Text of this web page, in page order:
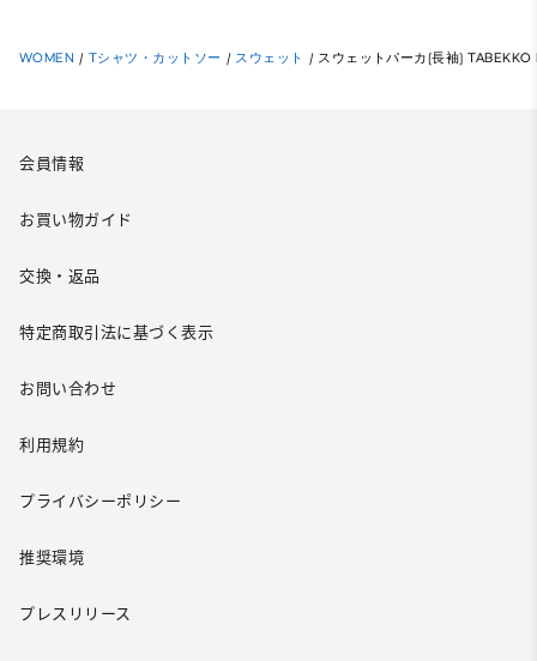
WOMEN / Tシャツ・カットソー / スウェット / スウェットパーカ(長袖)
会員情報
お買い物ガイド
交換・返品
特定商取引法に基づく表示
お問い合わせ
利用規約
プライバシーポリシー
推奨環境
プレスリリース